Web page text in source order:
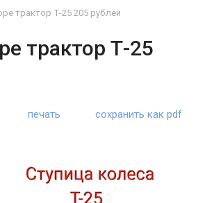
трактор Т-25 205 рублей
трактор Т-25
печать сохранить как pdf